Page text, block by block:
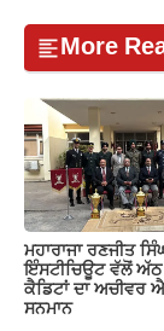
More
ਮਹਾਰਾਜਾ ਰਣਜੀਤ
ਇੰਸਟੀਚਿਊਟ ਵੱਲੋਂ ਅੱਠ
ਕੈਡਿਟਾਂ ਦਾ ਅਚੀਵਰ
ਸਨਮਾਨ